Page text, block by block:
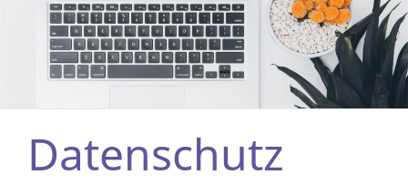
Datenschutz